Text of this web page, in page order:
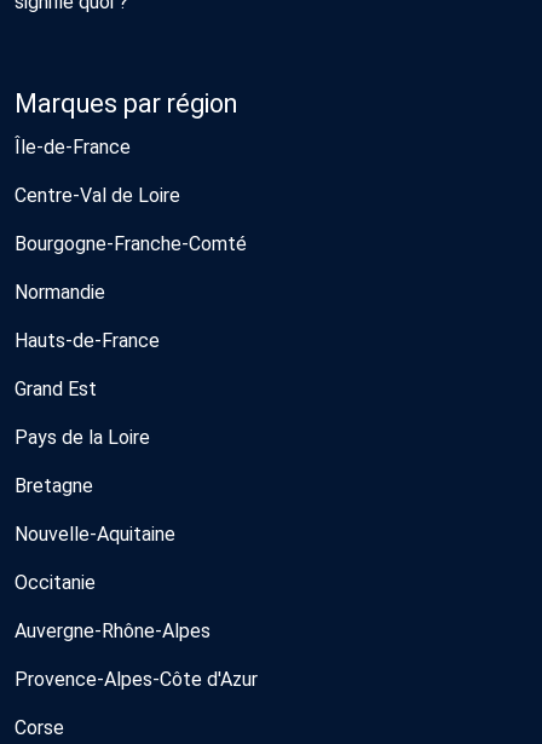
Marques par région
Île-de-France
Centre-Val de Loire
Bourgogne-Franche-Comté
Normandie
Hauts-de-France
Grand Est
Pays de la Loire
Bretagne
Nouvelle-Aquitaine
Occitanie
Auvergne-Rhône-Alpes
Provence-Alpes-Côte d'Azur
Corse